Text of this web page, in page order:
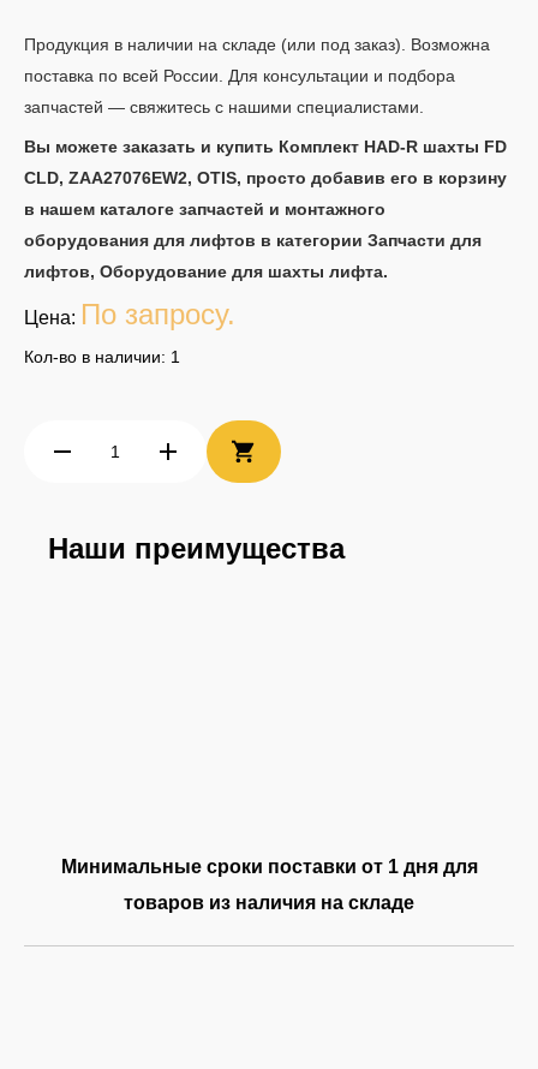
Продукция в наличии на складе (или под заказ). Возможна
поставка по всей России. Для консультации и подбора
запчастей — свяжитесь с нашими специалистами.
Вы можете заказать и купить Комплект HAD-R шахты FD
CLD, ZAA27076EW2, OTIS, просто добавив его в корзину
в нашем каталоге запчастей и монтажного
оборудования для лифтов в категории Запчасти для
лифтов, Оборудование для шахты лифта.
Цена: По запросу.
Кол-во в наличии: 1
Наши преимущества
Минимальные сроки поставки от 1 дня для
товаров из наличия на складе